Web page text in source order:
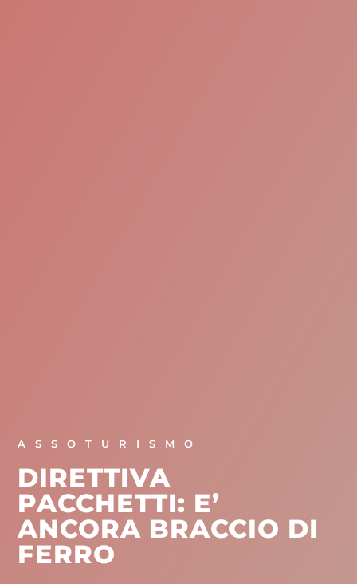
ASSOTURISMO
DIRETTIVA
PACCHETTI: E’
ANCORA BRACCIO DI
FERRO